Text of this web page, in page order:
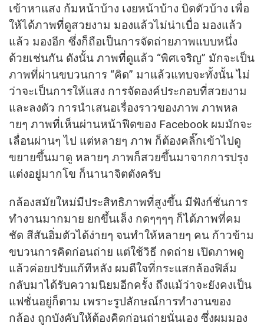
เข้าหาแสง ก้มหน้าบ้าง เงยหน้าบ้าง บิดตัวบ้าง เพื่อ
ให้ได้ภาพที่ดูสวยงาม มองแล้วไม่น่าเบื่อ มองแล้ว
แล้ว มองอีก ซึ่งก็ถือเป็นการจัดถ่ายภาพแบบหนึ่ง
ด้วยเช่นกัน ดังนั้น ภาพที่ดูแล้ว “พิศเจริญ” มักจะเป็น
ภาพที่ผ่านขบวนการ “คิด” มาแล้วแทบจะทั้งนั้น ไม่
ว่าจะเป็นการให้แสง การจัดองค์ประกอบที่สวยงาม
และลงตัว การนำเสนอเรื่องราวของภาพ ภาพหล
ายๆ ภาพที่เห็นผ่านหน้าฟีดของ Facebook ผมมักจะ
เลื่อนผ่านๆ ไป แต่หลายๆ ภาพ ก็ต้องคลิ๊กเข้าไปดู
ขยายขึ้นมาดู หลายๆ ภาพก็สวยขึ้นมาจากการปรุง
แต่งอยู่มากโข ก็นานาจิตตังครับ
กล้องสมัยใหม่มีประสิทธิภาพที่สูงขึ้น มีฟังก์ชั่นการ
ทำงานมากมาย ยกขึ้นเล็ง กดๆๆๆๆ ก็ได้ภาพที่คม
ชัด สีสันอิ่มตัวได้ง่ายๆ จนทำให้หลายๆ คน ก้าวข้าม
ขบวนการคิดก่อนถ่าย แต่ใช้วิธี กดถ่าย เปิดภาพดู
แล้วค่อยปรับแก้ทีหลัง ผมดีใจที่กระแสกล้องฟิล์ม
กลับมาได้รับความนิยมอีกครั้ง ถึงแม้ว่าจะยังคงเป็น
แฟชั่นอยู่ก็ตาม เพราะรูปลักษณ์การทำงานของ
กล้อง ถูกบังคับให้ต้องคิดก่อนถ่ายนั่นเอง ซึ่งผมมอง